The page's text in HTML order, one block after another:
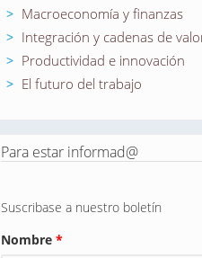
Macroeconomía y finanzas
Integración y cadenas de
Productividad e innovación
El futuro del trabajo
Para estar informad@
Suscribase a nuestro boletín
Nombre *